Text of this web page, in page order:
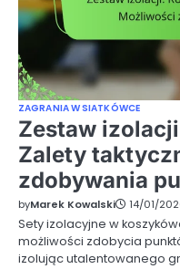
ZAGRANIA W SIATKÓWCE
Zestaw
Zalety
zdobywania
byMarek Kowalski 14/01/
Sety izolacyjne w
możliwości zdobycia
izolując utalentowanego